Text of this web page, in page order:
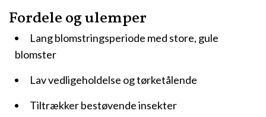
Fordele og ulemper
Lang blomstringsperiode med store, gule
blomster
Lav vedligeholdelse og tørketålende
Tiltrækker bestøvende insekter